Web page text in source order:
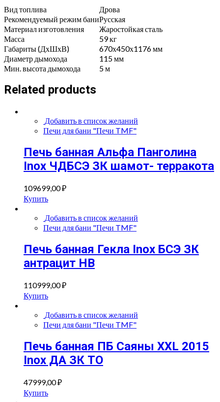
Вид топлива
Дрова
Рекомендуемый режим баниРусская
Материал изготовления
Жаростойкая сталь
Масса
59 кг
Габариты (ДхШхВ)
670х450х1176 мм
Диаметр дымохода
115 мм
Мин. высота дымохода
5 м
Related products
Добавить в список желаний
Печи для бани "Печи TMF"
Печь банная Альфа Панголина
Inox ЧДБСЭ ЗК шамот- терракота
109699,00₽
Купить
Добавить в список желаний
Печи для бани "Печи TMF"
Печь банная Гекла Inox БСЭ ЗК
антрацит НВ
110999,00₽
Купить
Добавить в список желаний
Печи для бани "Печи TMF"
Печь банная ПБ Саяны XXL 2015
Inox ДА ЗК ТО
47999,00₽
Купить